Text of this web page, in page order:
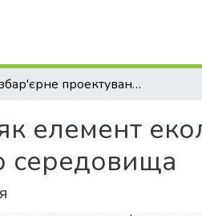
Безбар'єрне проектування як елемент екологічного підходу до формування архітектурного середовища
елемент
середовища